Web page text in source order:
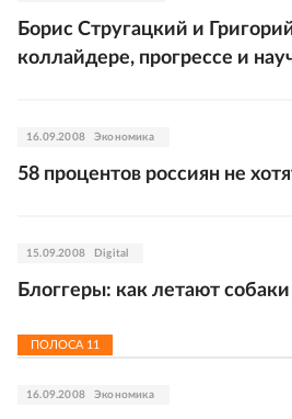
Борис Стругацкий и
коллайдере, прогрессе и
16.09.2008 Экономика
58 процентов россиян не
15.09.2008 Digital
Блоггеры: как летают собаки
ПОЛОСА 11
16.09.2008 Экономика